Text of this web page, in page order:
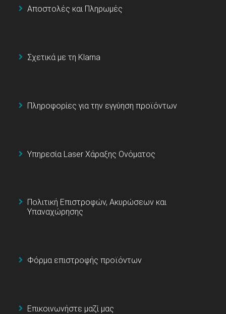
Αποστολές και Πληρωμές
Σχετικά με τη Klarna
Πληροφορίες για την εγγύηση προϊόντων
Υπηρεσία Laser Χάραξης Ονόματος
Πολιτική Επιστροφών, Ακυρώσεων και
Υπαναχώρησης
Φόρμα επιστροφής προϊόντων
Επικοινωνήστε μαζί μας